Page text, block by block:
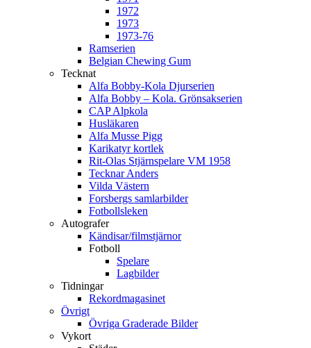
1972
1973
1973-76
Ramserien
Belgian Chewing Gum
Tecknat
Alfa Bobby-Kola Djurserien
Alfa Bobby – Kola. Grönsakserien
CAP Alpkola
Husläkaren
Alfa Musse Pigg
Karikatyr kortlek
Rit-Olas Stjärnspelare VM 1958
Tecknar Anders
Vilda Västern
Forsbergs samlarbilder
Fotbollsleken
Autografer
Kändisar/filmstjärnor
Fotboll
Spelare
Lagbilder
Tidningar
Rekordmagasinet
Övrigt
Övriga Graderade Bilder
Vykort